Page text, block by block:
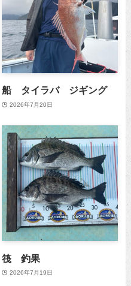
船 タイラバ ジギング
2026年7月20日
筏 釣果
2026年7月19日